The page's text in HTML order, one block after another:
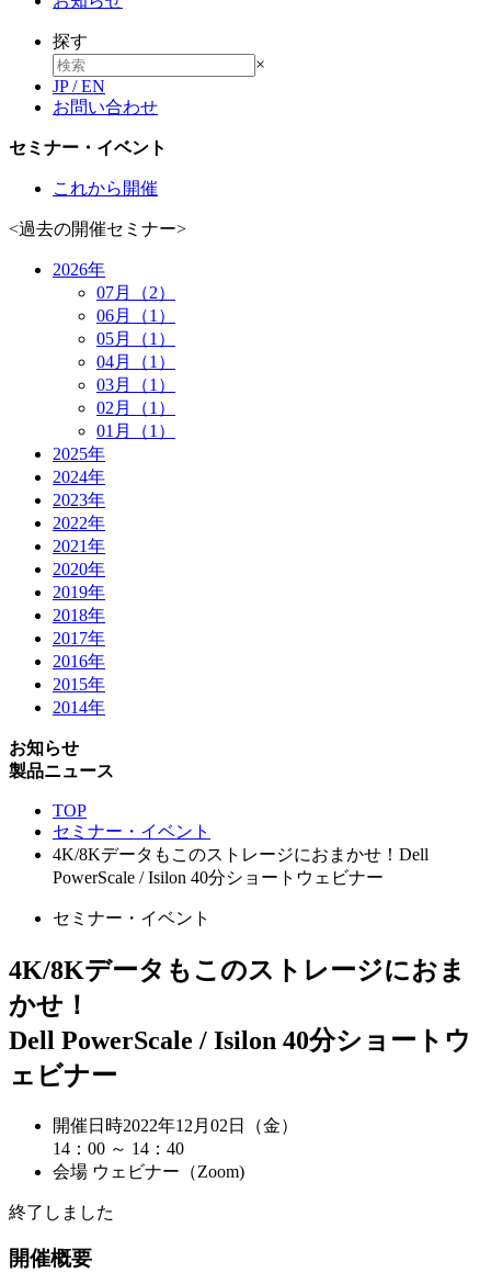
探す
×
JP/EN
お問い合わせ
セミナー・イベント
これから開催
<過去の開催セミナー>
2026年
07月（2）
06月（1）
05月（1）
04月（1）
03月（1）
02月（1）
01月（1）
2025年
2024年
2023年
2022年
2021年
2020年
2019年
2018年
2017年
2016年
2015年
2014年
お知らせ
製品ニュース
TOP
セミナー・イベント
4K/8Kデータもこのストレージにおまかせ！Dell
PowerScale / Isilon 40分ショートウェビナー
セミナー・イベント
4K/8Kデータもこのストレージにおま
かせ！
Dell PowerScale / Isilon 40分ショートウ
ェビナー
開催日時2022年12月02日（金）
14：00 ～ 14：40
会場 ウェビナー（Zoom)
終了しました
開催概要